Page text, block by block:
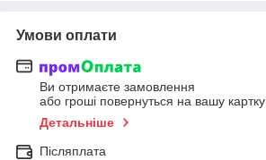
Умови оплати
Ви отримаєте замовлення
або гроші повернуться на вашу картку
Детальніше
Післяплата